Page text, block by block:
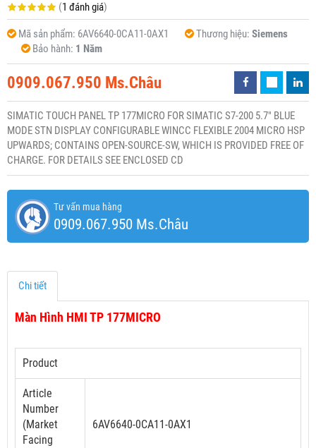
(1 đánh giá)
Mã sản phẩm: 6AV6640-0CA11-0AX1 Thương hiệu: Siemens
Bảo hành: 1 Năm
0909.067.950 Ms.Châu
SIMATIC TOUCH PANEL TP 177MICRO FOR SIMATIC S7-200 5.7" BLUE
MODE STN DISPLAY CONFIGURABLE WINCC FLEXIBLE 2004 MICRO HSP
UPWARDS; CONTAINS OPEN-SOURCE-SW, WHICH IS PROVIDED FREE OF
CHARGE. FOR DETAILS SEE ENCLOSED CD
Tư vấn mua hàng
0909.067.950 Ms.Châu
Chi tiết
Màn Hình HMI TP 177MICRO
Product
Article
Number
(Market
Facing
6AV6640-0CA11-0AX1